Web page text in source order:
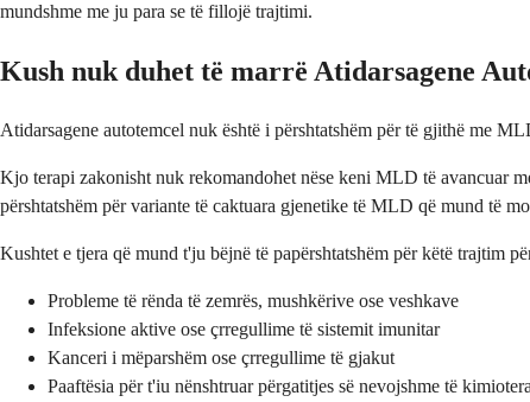
mundshme me ju para se të fillojë trajtimi.
Kush nuk duhet të marrë Atidarsagene
Atidarsagene autotemcel nuk është i përshtatshëm për të gjithë me
Kjo terapi zakonisht nuk rekomandohet nëse keni MLD të avancuar
përshtatshëm për variante të caktuara gjenetike të MLD që mund të
Kushtet e tjera që mund t'ju bëjnë të papërshtatshëm për këtë trajtim
Probleme të rënda të zemrës, mushkërive ose veshkave
Infeksione aktive ose çrregullime të sistemit imunitar
Kanceri i mëparshëm ose çrregullime të gjakut
Paaftësia për t'iu nënshtruar përgatitjes së nevojshme të